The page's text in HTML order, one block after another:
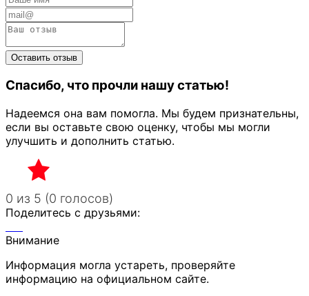
Спасибо, что прочли нашу статью!
Надеемся она вам помогла. Мы будем признательны,
если вы оставьте свою оценку, чтобы мы могли
улучшить и дополнить статью.
0 из 5 (0 голосов)
Поделитесь с друзьями:
Внимание
Информация могла устареть, проверяйте
информацию на официальном сайте.